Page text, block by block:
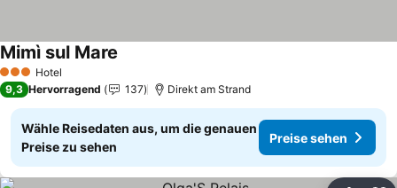
3 SterneHotel
Mimì sul Mare
9,3 Hervorragend 137 Direkt am Strand
Wähle Reisedaten aus, um die genauen
Preise zu sehen
Preise sehen